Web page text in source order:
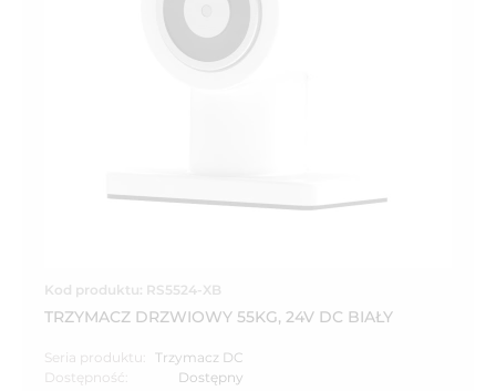
Kod produktu: RS5524-XB
TRZYMACZ DRZWIOWY 55KG, 24V DC BIAŁY
Seria produktu:
Trzymacz DC
Dostępność:
Dostępny